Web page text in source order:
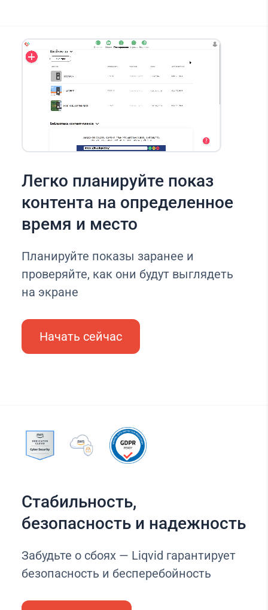
Легко планируйте показ
контента на определенное
время и место
Планируйте показы заранее и
проверяйте, как они будут выглядеть
на экране
Начать сейчас
Стабильность,
безопасность и надежность
Забудьте о сбоях — Liqvid гарантирует
безопасность и бесперебойность